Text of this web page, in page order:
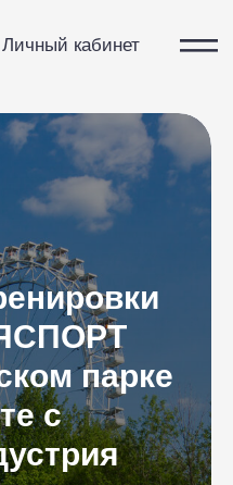
парке
с